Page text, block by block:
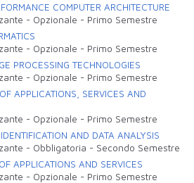
COMPUTER ARCHITECTURE
- Opzionale - Primo Semestre
- Opzionale - Primo Semestre
PROCESSING TECHNOLOGIES
- Opzionale - Primo Semestre
APPLICATIONS, SERVICES AND
- Opzionale - Primo Semestre
AND DATA ANALYSIS
- Obbligatoria - Secondo Semestre
APPLICATIONS AND SERVICES
- Opzionale - Primo Semestre